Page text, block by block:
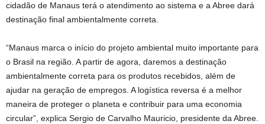
cidadão de Manaus terá o atendimento ao sistema e a Abree dará
destinação final ambientalmente correta.
“Manaus marca o início do projeto ambiental muito importante para
o Brasil na região. A partir de agora, daremos a destinação
ambientalmente correta para os produtos recebidos, além de
ajudar na geração de empregos. A logística reversa é a melhor
maneira de proteger o planeta e contribuir para uma economia
circular”, explica Sergio de Carvalho Mauricio, presidente da Abree.